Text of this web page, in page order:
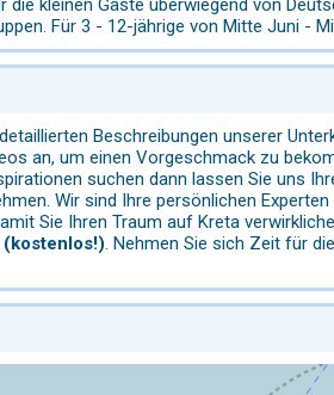
kleinen Gäste überwiegend von
Für 3 - 12-jährige von Mitte Juni -
Beschreibungen unserer
an, um einen Vorgeschmack zu
suchen dann lassen Sie uns
Wir sind Ihre persönlichen
Sie Ihren Traum auf Kreta
(kostenlos!). Nehmen Sie sich Zeit für